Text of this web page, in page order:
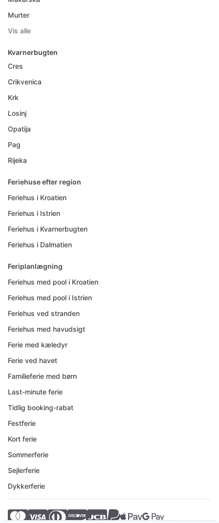
Murter
Vis alle
Kvarnerbugten
Cres
Crikvenica
Krk
Losinj
Opatija
Pag
Rijeka
Feriehuse efter region
Feriehus i Kroatien
Feriehus i Istrien
Feriehus i Kvarnerbugten
Feriehus i Dalmatien
Feriplanlægning
Feriehus med pool i Kroatien
Feriehus med pool i Istrien
Feriehus ved stranden
Feriehus med havudsigt
Ferie med kæledyr
Ferie ved havet
Familieferie med børn
Last-minute ferie
Tidlig booking-rabat
Festferie
Kort ferie
Sommerferie
Sejlerferie
Dykkerferie